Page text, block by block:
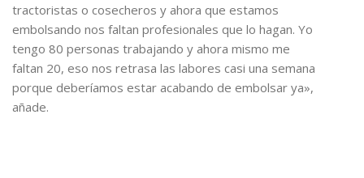
tractoristas o cosecheros y ahora que estamos
embolsando nos faltan profesionales que lo hagan. Yo
tengo 80 personas trabajando y ahora mismo me
faltan 20, eso nos retrasa las labores casi una semana
porque deberíamos estar acabando de embolsar ya»,
añade.